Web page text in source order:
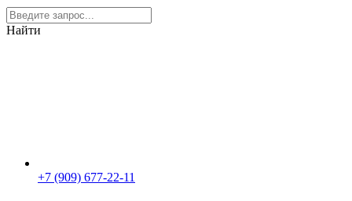
Найти
+7 (909) 677-22-11